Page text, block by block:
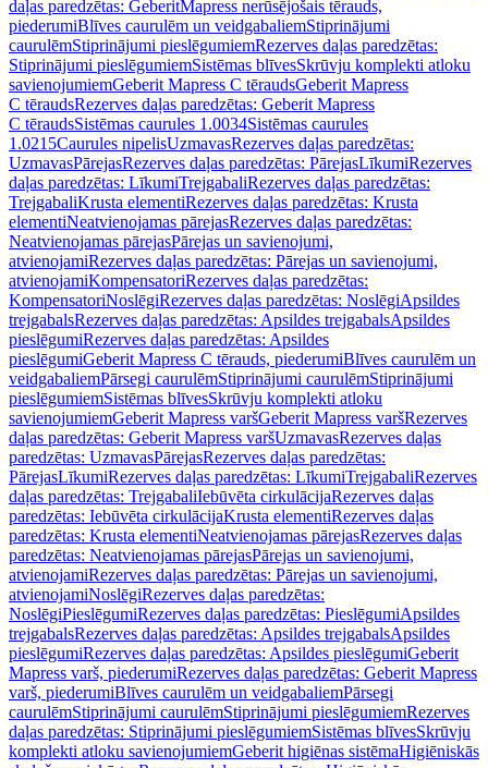
daļas paredzētas: GeberitMapress nerūsējošais tērauds,
piederumiBlīves caurulēm un veidgabaliemStiprinājumi
caurulēmStiprinājumi pieslēgumiemRezerves daļas paredzētas:
Stiprinājumi pieslēgumiemSistēmas blīvesSkrūvju komplekti atloku
savienojumiemGeberit Mapress C tēraudsGeberit Mapress
C tēraudsRezerves daļas paredzētas: Geberit Mapress
C tēraudsSistēmas caurules 1.0034Sistēmas caurules
1.0215Caurules nipelisUzmavasRezerves daļas paredzētas:
UzmavasPārejasRezerves daļas paredzētas: PārejasLīkumiRezerves
daļas paredzētas: LīkumiTrejgabaliRezerves daļas paredzētas:
TrejgabaliKrusta elementiRezerves daļas paredzētas: Krusta
elementiNeatvienojamas pārejasRezerves daļas paredzētas:
Neatvienojamas pārejasPārejas un savienojumi,
atvienojamiRezerves daļas paredzētas: Pārejas un savienojumi,
atvienojamiKompensatoriRezerves daļas paredzētas:
KompensatoriNoslēgiRezerves daļas paredzētas: NoslēgiApsildes
trejgabalsRezerves daļas paredzētas: Apsildes trejgabalsApsildes
pieslēgumiRezerves daļas paredzētas: Apsildes
pieslēgumiGeberit Mapress C tērauds, piederumiBlīves caurulēm un
veidgabaliemPārsegi caurulēmStiprinājumi caurulēmStiprinājumi
pieslēgumiemSistēmas blīvesSkrūvju komplekti atloku
savienojumiemGeberit Mapress varšGeberit Mapress varšRezerves
daļas paredzētas: Geberit Mapress varšUzmavasRezerves daļas
paredzētas: UzmavasPārejasRezerves daļas paredzētas:
PārejasLīkumiRezerves daļas paredzētas: LīkumiTrejgabaliRezerves
daļas paredzētas: TrejgabaliIebūvēta cirkulācijaRezerves daļas
paredzētas: Iebūvēta cirkulācijaKrusta elementiRezerves daļas
paredzētas: Krusta elementiNeatvienojamas pārejasRezerves daļas
paredzētas: Neatvienojamas pārejasPārejas un savienojumi,
atvienojamiRezerves daļas paredzētas: Pārejas un savienojumi,
atvienojamiNoslēgiRezerves daļas paredzētas:
NoslēgiPieslēgumiRezerves daļas paredzētas: PieslēgumiApsildes
trejgabalsRezerves daļas paredzētas: Apsildes trejgabalsApsildes
pieslēgumiRezerves daļas paredzētas: Apsildes pieslēgumiGeberit
Mapress varš, piederumiRezerves daļas paredzētas: Geberit Mapress
varš, piederumiBlīves caurulēm un veidgabaliemPārsegi
caurulēmStiprinājumi caurulēmStiprinājumi pieslēgumiemRezerves
daļas paredzētas: Stiprinājumi pieslēgumiemSistēmas blīvesSkrūvju
komplekti atloku savienojumiemGeberit higiēnas sistēmaHigiēniskās